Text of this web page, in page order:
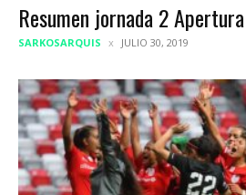
Resumen jornada 2
SARKOSARQUIS JULIO 30, 2019